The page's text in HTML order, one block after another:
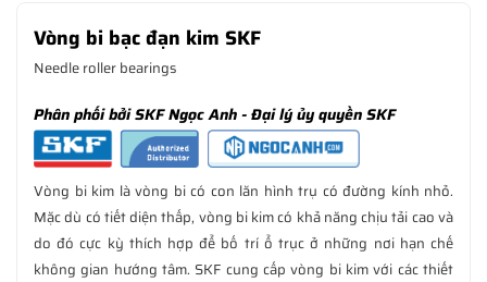
Vòng bi bạc đạn kim SKF
Needle roller bearings
Phân phối bởi SKF Ngọc Anh - Đại lý ủy quyền SKF
Vòng bi kim là vòng bi có con lăn hình trụ có đường kính nhỏ.
Mặc dù có tiết diện thấp, vòng bi kim có khả năng chịu tải cao và
do đó cực kỳ thích hợp để bố trí ổ trục ở những nơi hạn chế
không gian hướng tâm. SKF cung cấp vòng bi kim với các thiết